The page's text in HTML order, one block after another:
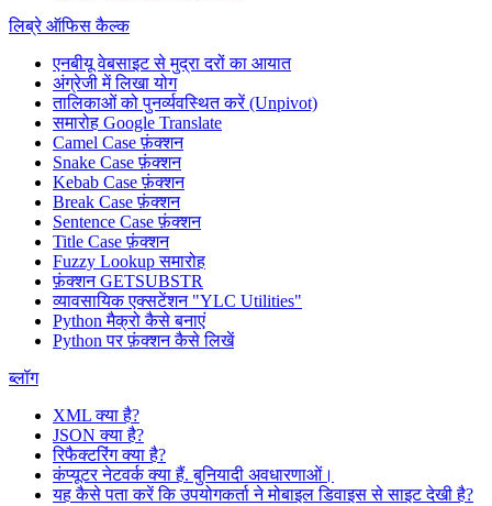
लिब्रे ऑफिस कैल्क
एनबीयू वेबसाइट से मुद्रा दरों का आयात
अंग्रेजी में लिखा योग
तालिकाओं को पुनर्व्यवस्थित करें (Unpivot)
समारोह Google Translate
Camel Case फ़ंक्शन
Snake Case फ़ंक्शन
Kebab Case फ़ंक्शन
Break Case फ़ंक्शन
Sentence Case फ़ंक्शन
Title Case फ़ंक्शन
Fuzzy Lookupसमारोह
फ़ंक्शन GETSUBSTR
व्यावसायिक एक्सटेंशन "YLC Utilities"
Python मैक्रो कैसे बनाएं
Python पर फ़ंक्शन कैसे लिखें
ब्लॉग
XML क्या है?
JSON क्या है?
रिफैक्टरिंग क्या है?
कंप्यूटर नेटवर्क क्या हैं. बुनियादी अवधारणाओं।
यह कैसे पता करें कि उपयोगकर्ता ने मोबाइल डिवाइस से साइट देखी है?